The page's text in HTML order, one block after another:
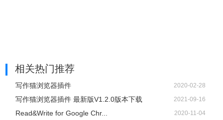
相关热门推荐
写作猫浏览器插件 2020-02-28
写作猫浏览器插件 最新版V1.2.0版本下载 2021-09-16
Read&Write for Google Chr... 2020-11-04